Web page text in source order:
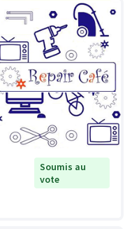
Soumis au
vote